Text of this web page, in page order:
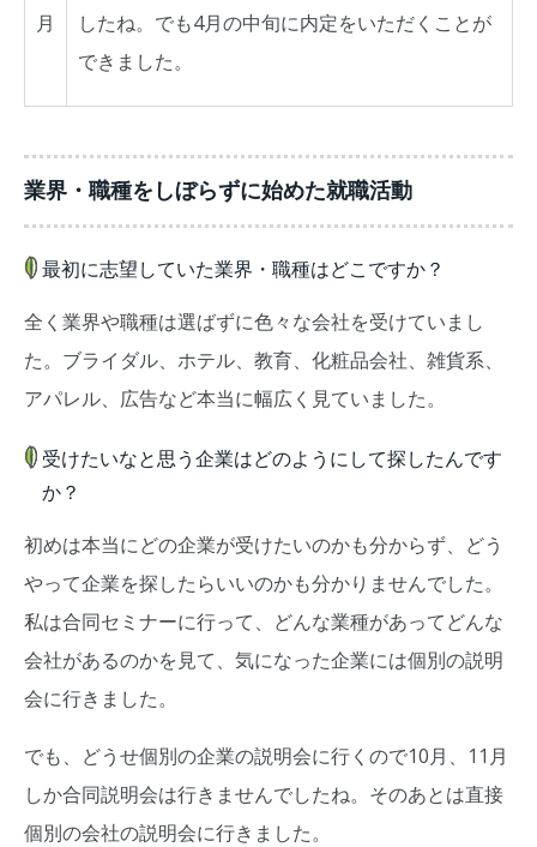
月
したね。でも4月の中旬に内定をいただくことが
できました。
業界・職種をしぼらずに始めた就職活動
最初に志望していた業界・職種はどこですか？
全く業界や職種は選ばずに色々な会社を受けていまし
た。ブライダル、ホテル、教育、化粧品会社、雑貨系、
アパレル、広告など本当に幅広く見ていました。
受けたいなと思う企業はどのようにして探したんです
か？
初めは本当にどの企業が受けたいのかも分からず、どう
やって企業を探したらいいのかも分かりませんでした。
私は合同セミナーに行って、どんな業種があってどんな
会社があるのかを見て、気になった企業には個別の説明
会に行きました。
でも、どうせ個別の企業の説明会に行くので10月、11月
しか合同説明会は行きませんでしたね。そのあとは直接
個別の会社の説明会に行きました。